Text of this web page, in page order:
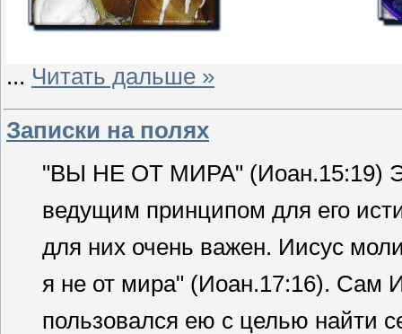
... Читать дальше »
Записки на полях
"ВЫ НЕ ОТ МИРА" (Иоан.15:19)
ведущим принципом для его
для них очень важен. Иисус
я не от мира" (Иоан.17:16). Сам
пользовался ею с целью найти